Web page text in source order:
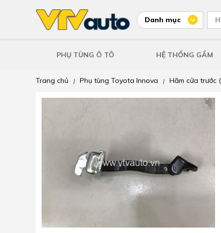
Danh mục
PHỤ TÙNG Ô TÔ HỆ THỐNG GẦM
Trang chủ | Phụ tùng Toyota Innova | Hãm cửa trước